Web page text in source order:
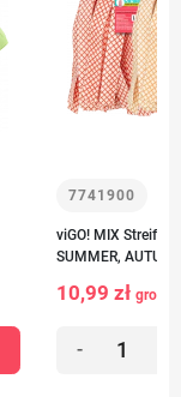
7741900
viGO! MIX
SUMMER,
10,99 zł grob
-